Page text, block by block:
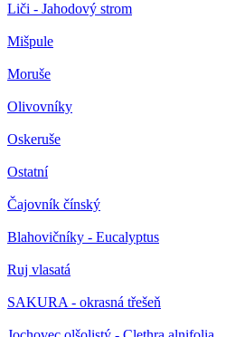
Liči - Jahodový strom
Mišpule
Moruše
Olivovníky
Oskeruše
Ostatní
Čajovník čínský
Blahovičníky - Eucalyptus
Ruj vlasatá
SAKURA - okrasná třešeň